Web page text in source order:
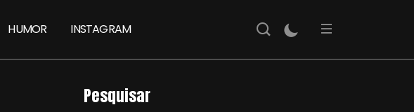
HUMOR INSTAGRAM
Pesquisar